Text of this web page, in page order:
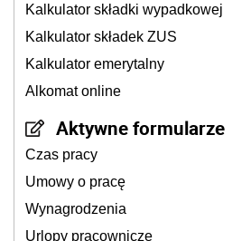
Kalkulator składki wypadkowej
Kalkulator składek ZUS
Kalkulator emerytalny
Alkomat online
Aktywne formularze
Czas pracy
Umowy o pracę
Wynagrodzenia
Urlopy pracownicze